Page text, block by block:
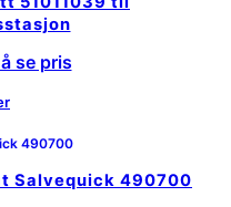
se pris
Salvequick 490700